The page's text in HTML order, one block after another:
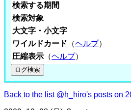
検索する期間
検索対象
大文字・小文字
ワイルドカード （ヘルプ）
圧縮表示 （ヘルプ）
Back to the list @h_hiro's posts on